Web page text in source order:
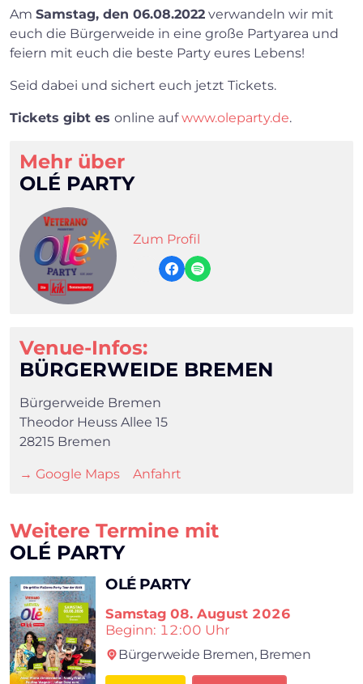
Am Samstag, den 06.08.2022 verwandeln wir mit
euch die Bürgerweide in eine große Partyarea und
feiern mit euch die beste Party eures Lebens!
Seid dabei und sichert euch jetzt Tickets.
Tickets gibt es online aufwww.oleparty.de.
Mehr über
OLÉ PARTY
Zum Profil
Venue-Infos:
BÜRGERWEIDE BREMEN
Bürgerweide Bremen
Theodor Heuss Allee 15
28215 Bremen
→ Google Maps Anfahrt
Weitere Termine mit
OLÉ PARTY
OLÉ PARTY
Samstag 08. August 2026
Beginn: 12:00 Uhr
Bürgerweide Bremen, Bremen